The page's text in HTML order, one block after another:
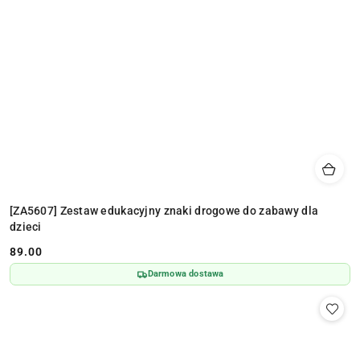
[ZA5607] Zestaw edukacyjny znaki drogowe do zabawy dla
dzieci
Cena:
89.00
Darmowa dostawa